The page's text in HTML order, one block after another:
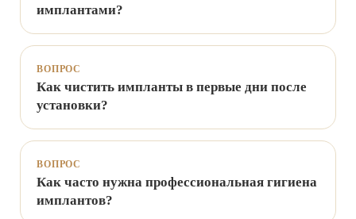
имплантами?
ВОПРОС
Как чистить импланты в первые дни после
установки?
ВОПРОС
Как часто нужна профессиональная гигиена
имплантов?